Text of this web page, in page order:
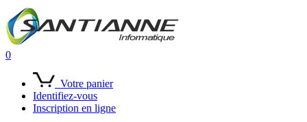
0
Votre panier
Identifiez-vous
Inscription en ligne